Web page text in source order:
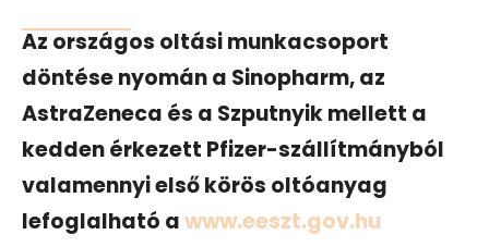
Az országos oltási munkacsoport
döntése nyomán a Sinopharm, az
AstraZeneca és a Szputnyik mellett a
kedden érkezett Pfizer-szállítmányból
valamennyi első körös oltóanyag
lefoglalható awww.eeszt.gov.hu